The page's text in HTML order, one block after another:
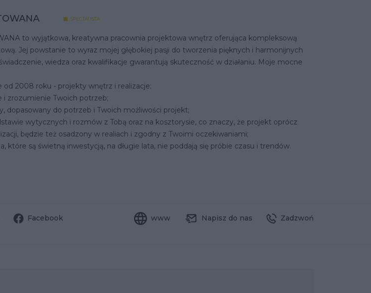
SPECJALISTA
to wyjątkowa, kreatywna pracownia projektowa wnętrz oferująca kompleksową
Jej powstanie to wyraz mojej głębokiej pasji do tworzenia pięknych i harmonijnych
wiedza oraz kwalifikacje gwarantują skuteczność w działaniu. Moje mocne
od 2008 roku - projekty wnętrz i realizacje;
i zrozumienie Twoich potrzeb;
dopasowany do potrzeb i Twoich możliwości projekt;
wytycznych i rozmów z Tobą oraz na kosztorysie, co znaczy, że projekt oprócz
będzie też osadzony w realiach i zgodny z Twoimi oczekiwaniami;
które są świetną inwestycją, na długie lata, nie poddają się próbie czasu i trendów.
Facebook www Napisz do nas Zadzwoń